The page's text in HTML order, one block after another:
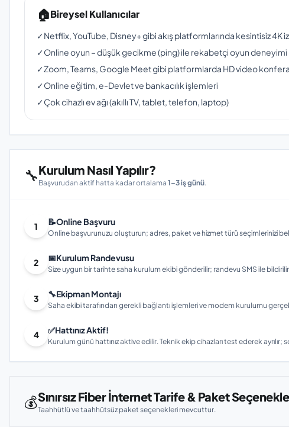
🏠Bireysel Kullanıcılar
✓Netflix, YouTube, Disney+ gibi akış platformlarında kesintisiz 4K
✓Online oyun – düşük gecikme (ping) ile rekabetçi oyun deneyimi
✓Zoom, Teams, Google Meet gibi platformlarda HD video
✓Online eğitim, e-Devlet ve bankacılık işlemleri
✓Çok cihazlı ev ağı (akıllı TV, tablet, telefon, laptop)
🔧Kurulum Nasıl Yapılır?
Başvurudan aktif hatta kadar ortalama 1–3 iş günü.
1 📝Online Başvuru
Online başvurunuzu oluşturun; adres, paket ve hizmet türü seçimlerinizi
2 📅Kurulum Randevusu
Size uygun bir tarihte saha kurulum ekibi gönderilir; randevu SMS ile
3 🔧Ekipman Montajı
Saha ekibi tarafından gerekli bağlantı işlemleri ve modem kurulumu
4 ✅Hattınız Aktif!
Kurulum günü hattınız aktive edilir. Teknik ekip cihazları test ederek ayrılır;
💰Sınırsız Fiber İnternet Tarife & Paket
Taahhütlü ve taahhütsüz paket seçenekleri mevcuttur.